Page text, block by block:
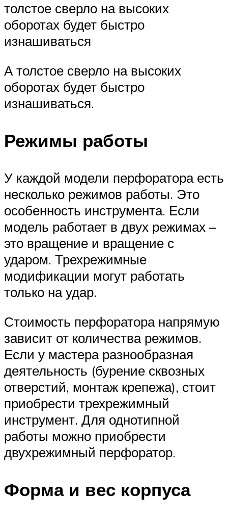
толстое сверло на высоких
оборотах будет быстро
изнашиваться
А толстое сверло на высоких
оборотах будет быстро
изнашиваться.
Режимы работы
У каждой модели перфоратора есть
несколько режимов работы. Это
особенность инструмента. Если
модель работает в двух режимах –
это вращение и вращение с
ударом. Трехрежимные
модификации могут работать
только на удар.
Стоимость перфоратора напрямую
зависит от количества режимов.
Если у мастера разнообразная
деятельность (бурение сквозных
отверстий, монтаж крепежа), стоит
приобрести трехрежимный
инструмент. Для однотипной
работы можно приобрести
двухрежимный перфоратор.
Форма и вес корпуса